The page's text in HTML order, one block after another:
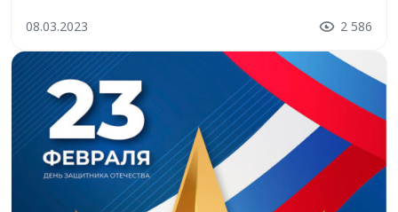
моменты. Счастья вам, здоровья и успехов во всех
начинаниях! С праздником весны!
08.03.2023 2 586